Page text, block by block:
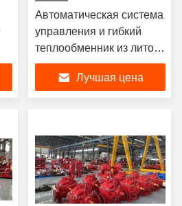
Автоматическая система
управления и гибкий
теплообменник из литого
железа для
промышленных
применений SCF300-
Лучшая цена